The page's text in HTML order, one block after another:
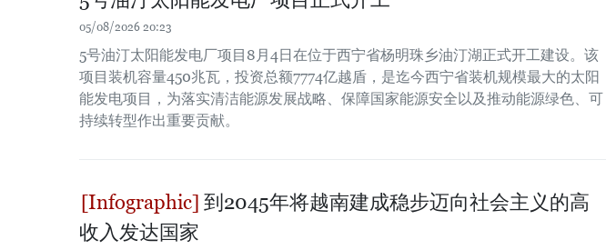
05/08/2026 20:23
5号油汀太阳能发电厂项目8月4日在位于西宁省杨明珠乡油汀湖正式开工建设。该
项目装机容量450兆瓦，投资总额7774亿越盾，是迄今西宁省装机规模最大的太阳
能发电项目，为落实清洁能源发展战略、保障国家能源安全以及推动能源绿色、可
持续转型作出重要贡献。
到2045年将越南建成稳步迈向社会主义的高
收入发达国家